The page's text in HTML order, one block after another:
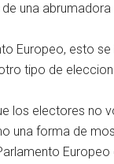
una
Europeo, esto
tipo de
los electores no
una forma de